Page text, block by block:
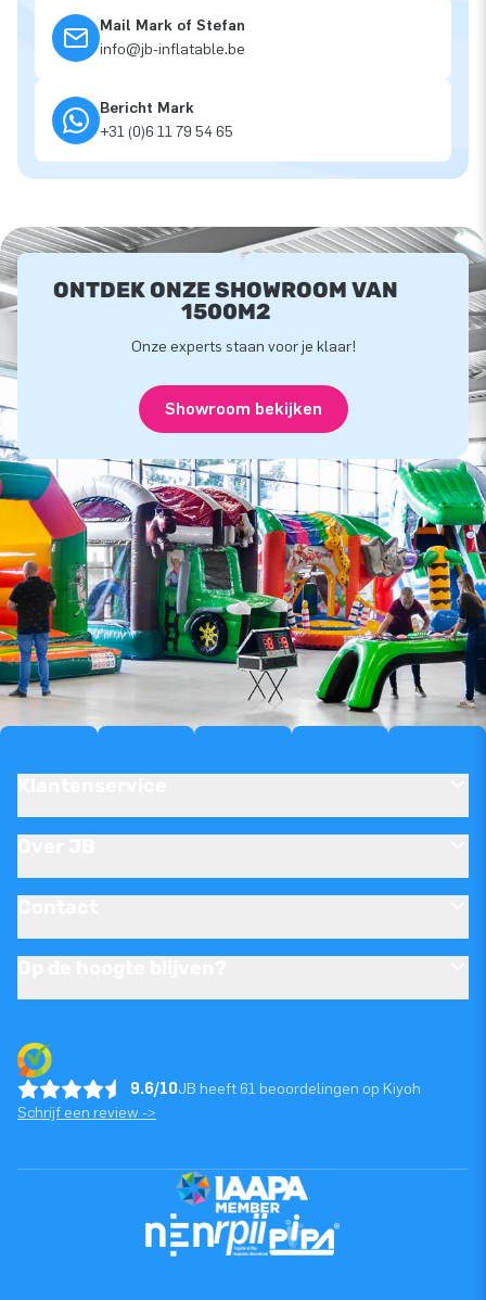
Mail Mark of Stefan
info@jb-inflatable.be
Bericht Mark
+31 (0)6 11 79 54 65
ONTDEK ONZE SHOWROOM VAN
1500M2
Onze experts staan voor je klaar!
Showroom bekijken
9.6/10JB heeft 61 beoordelingen op Kiyoh
Schrijf een review ->